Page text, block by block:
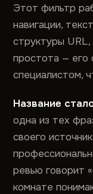
Этот фильтр
навигации,
структуры URL,
простота — его
специалистом,
Название
одна из тех
своего
ревью говорит
комнате